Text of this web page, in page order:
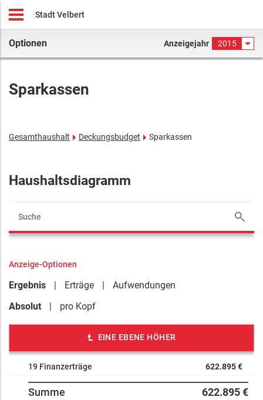
Stadt Velbert
Optionen Anzeigejahr 2015
Sparkassen
Gesamthaushalt Deckungsbudget Sparkassen
Haushaltsdiagramm
Anzeige-Optionen
Ergebnis Erträge
Aufwendungen
Absolut
pro Kopf
EINE EBENE HÖHER
19 Finanzerträge 622.895 €
Summe 622.895 €